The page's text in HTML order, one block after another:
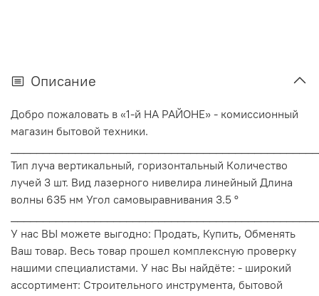
Описание
Добро пожаловать в «1-й НА РАЙОНЕ» - комиссионный
магазин бытовой техники.
Тип луча вертикальный, горизонтальный Количество
лучей 3 шт. Вид лазерного нивелира линейный Длина
волны 635 нм Угол самовыравнивания 3.5 °
У нас ВЫ можете выгодно: Продать, Купить, Обменять
Ваш товар. Весь товар прошел комплексную проверку
нашими специалистами. У нас Вы найдёте: - широкий
ассортимент: Строительного инструмента, бытовой